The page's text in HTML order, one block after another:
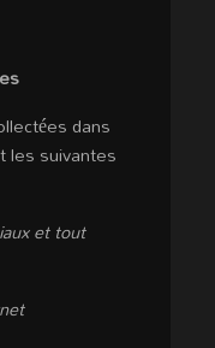
dans
les suivantes
et tout